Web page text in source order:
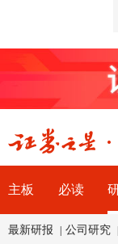
主板 必读
最新研报 公司研究